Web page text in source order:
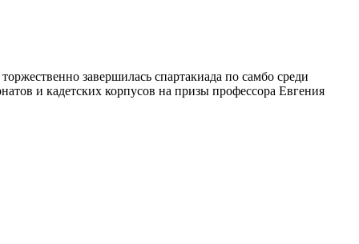
завершилась спартакиада по самбо среди
и кадетских корпусов на призы профессора Евгения